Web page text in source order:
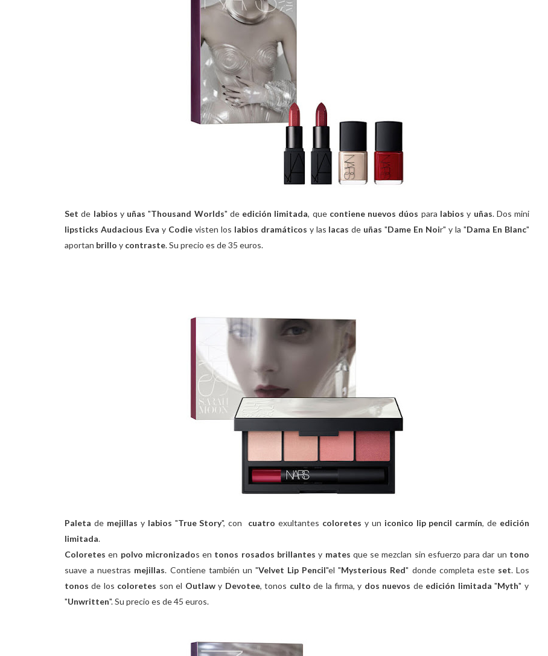
Setde labios y uñas "Thousand Worlds" de edición limitada, que contiene nuevos dúos para labios y uñas. Dos mini
lipsticks Audacious Eva yCodievisten los labios dramáticos y las lacasde uñas "Dame En Noir" y la "Dama En Blanc"
aportan brillo y contraste. Su precio es de 35 euros.
Paleta demejillas y labios "True Story", con cuatro exultantes coloretes y un iconico lip pencil carmín, de edición
limitada.
Coloretes en polvo micronizados en tonos rosados brillantes y mates que se mezclan sin esfuerzo para dar un tono
suave a nuestras mejillas. Contiene también un "Velvet Lip Pencil"el "Mysterious Red" donde completa este set. Los
tonos de los coloretes son el Outlawy Devotee, tonos culto de la firma, y dos nuevos de edición limitada "Myth" y
"Unwritten". Su precio es de 45 euros.